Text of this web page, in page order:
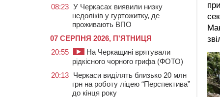
08:23 У Черкасах виявили низку
недоліків у гуртожитку, де
проживають ВПО
07 СЕРПНЯ 2026, П'ЯТНИЦЯ
20:55
На Черкащині врятували
рідкісного чорного грифа (ФОТО)
20:13 Черкаси виділять близько 20 млн
грн на роботу ліцею “Перспектива”
до кінця року